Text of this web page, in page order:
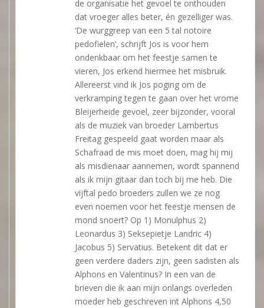
de organisatie het gevoel te onthouden
dat vroeger alles beter, én gezelliger was.
‘De wurggreep van een 5 tal notoire
pedofielen’, schrijft Jos is voor hem
ondenkbaar om het feestje samen te
vieren, Jos erkend hiermee het misbruik.
Allereerst vind ik Jos poging om de
verkramping tegen te gaan over het vrome
Bleijerheide gevoel, zeer bijzonder, vooral
als de muziek van broeder Lambertus
Freitag gespeeld gaat worden maar als
Schafraad de mis moet doen, mag hij mij
als misdienaar aannemen, wordt spannend
als ik mijn gitaar dan toch bij me heb. Die
vijftal pedo broeders zullen we ze nog
even noemen voor het feestje mensen de
mond snoert? Op 1) Monulphus 2)
Leonardus 3) Seksepietje Landric 4)
Jacobus 5) Servatius. Betekent dit dat er
geen verdere daders zijn, geen sadisten als
Alphons en Valentinus? In een van de
brieven die ik aan mijn onlangs overleden
moeder heb geschreven int Alphons 4,50